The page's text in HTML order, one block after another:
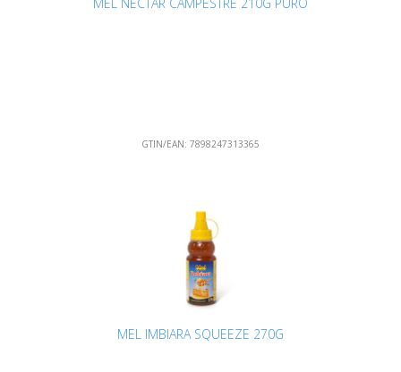
GTIN/EAN: 7898247313365
MEL IMBIARA SQUEEZE 270G